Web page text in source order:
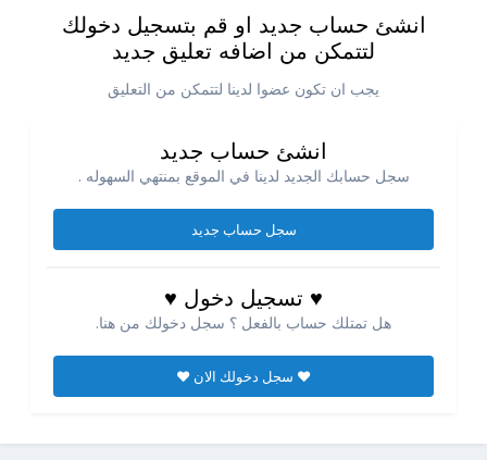
انشئ حساب جديد او قم بتسجيل دخولك
لتتمكن من اضافه تعليق جديد
يجب ان تكون عضوا لدينا لتتمكن من التعليق
انشئ حساب جديد
سجل حسابك الجديد لدينا في الموقع بمنتهي السهوله .
سجل حساب جديد
♥ تسجيل دخول ♥
هل تمتلك حساب بالفعل ؟ سجل دخولك من هنا.
♥ سجل دخولك الان ♥